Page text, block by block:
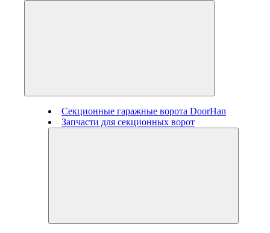
Секционные гаражные ворота DoorHan
Запчасти для секционных ворот